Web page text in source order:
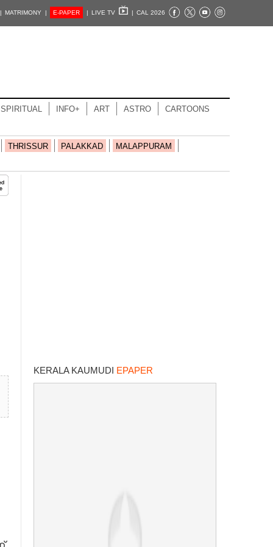
MATRIMONY | E-PAPER | LIVE TV | CAL 2026
SPIRITUAL INFO+ ART ASTRO CARTOONS
THRISSUR PALAKKAD MALAPPURAM
KERALA KAUMUDI EPAPER